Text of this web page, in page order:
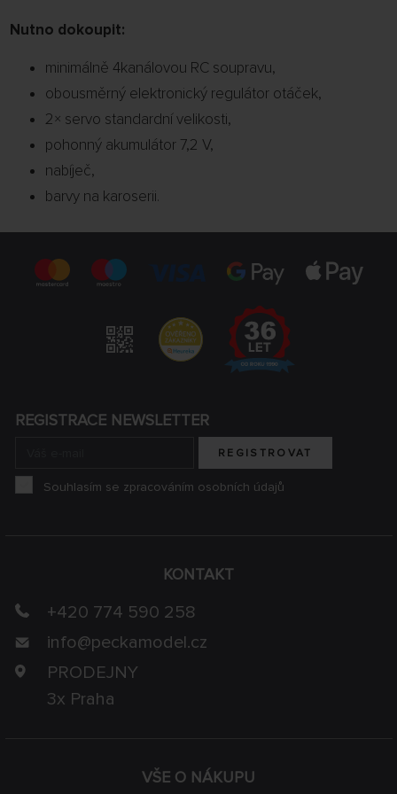
Nutno dokoupit:
minimálně 4kanálovou RC soupravu,
obousměrný elektronický regulátor otáček,
2× servo standardní velikosti,
pohonný akumulátor 7,2 V,
nabíječ,
barvy na karoserii.
VŠE O NÁKUPU
KONTAKT
+420 774 590 258
info@peckamodel.cz
PRODEJNY
3x Praha
REGISTRACE NEWSLETTER
REGISTROVAT
Souhlasím se zpracováním osobních údajů